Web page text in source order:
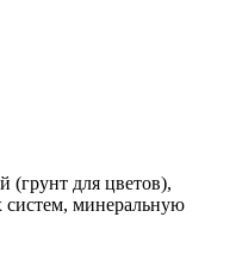
(грунт для цветов),
систем, минеральную